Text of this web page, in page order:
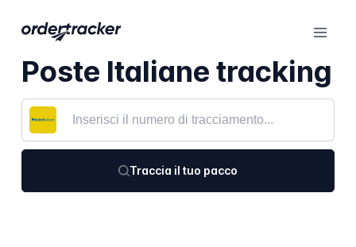
Poste Italiane tracking
Traccia il tuo pacco